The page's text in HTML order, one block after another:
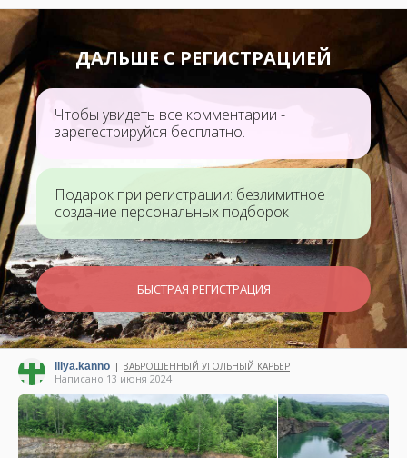
ДАЛЬШЕ С РЕГИСТРАЦИЕЙ
Чтобы увидеть все комментарии -
зарегестрируйся бесплатно.
Подарок при регистрации: безлимитное
создание персональных подборок
БЫСТРАЯ РЕГИСТРАЦИЯ
iliya.kanno | ЗАБРОШЕННЫЙ УГОЛЬНЫЙ КАРЬЕР
Написано 13 июня 2024